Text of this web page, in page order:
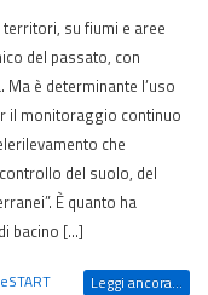
su fiumi e aree
del passato, con
è determinante l’uso
il monitoraggio continuo
che
del suolo, del
È quanto ha
bacino […]
Leggi ancora...